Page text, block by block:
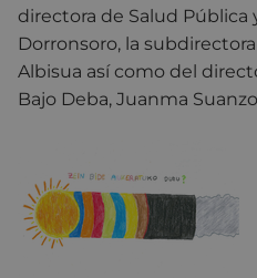
directora de Salud Pública
Dorronsoro, la
Albisua así como del
Bajo Deba, Juanma